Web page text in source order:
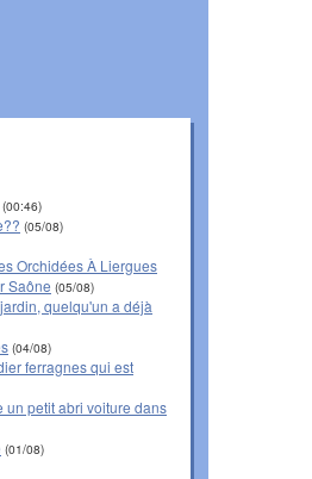
(00:46)
(05/08)
Orchidées À Liergues
Saône (05/08)
quelqu'un a déjà
(04/08)
ferragnes qui est
un petit abri voiture dans
(01/08)